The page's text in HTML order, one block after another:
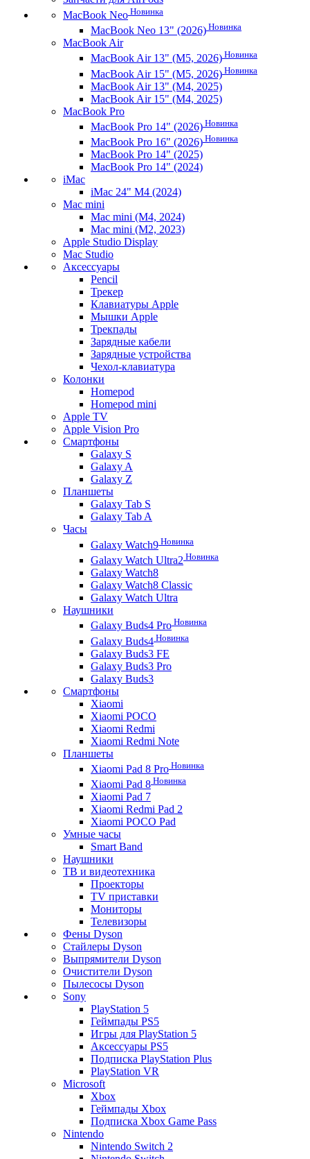
MacBook Neo Новинка
MacBook Neo 13" (2026) Новинка
MacBook Air
MacBook Air 13" (M5, 2026) Новинка
MacBook Air 15" (M5, 2026) Новинка
MacBook Air 13" (M4, 2025)
MacBook Air 15" (M4, 2025)
MacBook Pro
MacBook Pro 14" (2026) Новинка
MacBook Pro 16" (2026) Новинка
MacBook Pro 14" (2025)
MacBook Pro 14" (2024)
iMac
iMac 24" M4 (2024)
Mac mini
Mac mini (M4, 2024)
Mac mini (M2, 2023)
Apple Studio Display
Mac Studio
Аксессуары
Pencil
Трекер
Клавиатуры Apple
Мышки Apple
Трекпады
Зарядные кабели
Зарядные устройства
Чехол-клавиатура
Колонки
Homepod
Homepod mini
Apple TV
Apple Vision Pro
Смартфоны
Galaxy S
Galaxy A
Galaxy Z
Планшеты
Galaxy Tab S
Galaxy Tab A
Часы
Galaxy Watch9 Новинка
Galaxy Watch Ultra2 Новинка
Galaxy Watch8
Galaxy Watch8 Classic
Galaxy Watch Ultra
Наушники
Galaxy Buds4 Pro Новинка
Galaxy Buds4 Новинка
Galaxy Buds3 FE
Galaxy Buds3 Pro
Galaxy Buds3
Смартфоны
Xiaomi
Xiaomi POCO
Xiaomi Redmi
Xiaomi Redmi Note
Планшеты
Xiaomi Pad 8 Pro Новинка
Xiaomi Pad 8 Новинка
Xiaomi Pad 7
Xiaomi Redmi Pad 2
Xiaomi POCO Pad
Умные часы
Smart Band
Наушники
ТВ и видеотехника
Проекторы
TV приставки
Мониторы
Телевизоры
Фены Dyson
Стайлеры Dyson
Выпрямители Dyson
Очистители Dyson
Пылесосы Dyson
Sony
PlayStation 5
Геймпады PS5
Игры для PlayStation 5
Аксессуары PS5
Подписка PlayStation Plus
PlayStation VR
Microsoft
Xbox
Геймпады Xbox
Подписка Xbox Game Pass
Nintendo
Nintendo Switch 2